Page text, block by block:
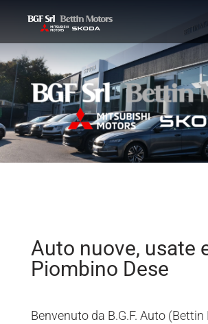
Auto nuove, usate
Piombino Dese
Benvenuto da B.G.F. Auto